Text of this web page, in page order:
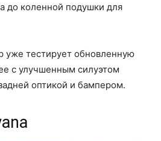
до коленной подушки для
уже тестирует обновленную
с улучшенным силуэтом
оптикой и бампером.